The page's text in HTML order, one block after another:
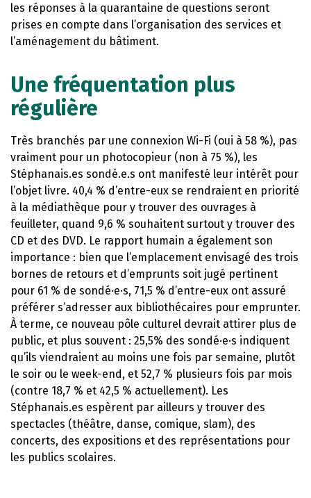
les réponses à la quarantaine de questions seront
prises en compte dans l’organisation des services et
l’aménagement du bâtiment.
Une fréquentation plus
régulière
Très branchés par une connexion Wi-Fi (oui à 58 %), pas
vraiment pour un photocopieur (non à 75 %), les
Stéphanais.es sondé.e.s ont manifesté leur intérêt pour
l’objet livre. 40,4 % d’entre-eux se rendraient en priorité
à la médiathèque pour y trouver des ouvrages à
feuilleter, quand 9,6 % souhaitent surtout y trouver des
CD et des DVD. Le rapport humain a également son
importance : bien que l’emplacement envisagé des trois
bornes de retours et d’emprunts soit jugé pertinent
pour 61 % de sondé·e·s, 71,5 % d’entre-eux ont assuré
préférer s’adresser aux bibliothécaires pour emprunter.
À terme, ce nouveau pôle culturel devrait attirer plus de
public, et plus souvent : 25,5% des sondé·e·s indiquent
qu’ils viendraient au moins une fois par semaine, plutôt
le soir ou le week-end, et 52,7 % plusieurs fois par mois
(contre 18,7 % et 42,5 % actuellement). Les
Stéphanais.es espèrent par ailleurs y trouver des
spectacles (théâtre, danse, comique, slam), des
concerts, des expositions et des représentations pour
les publics scolaires.